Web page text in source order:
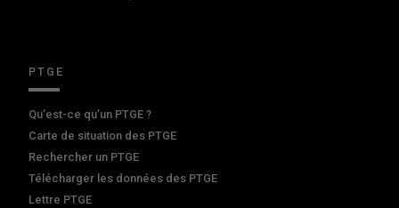
PTGE
Qu’est-ce qu’un PTGE ?
Carte de situation des PTGE
Rechercher un PTGE
Télécharger les données des PTGE
Lettre PTGE